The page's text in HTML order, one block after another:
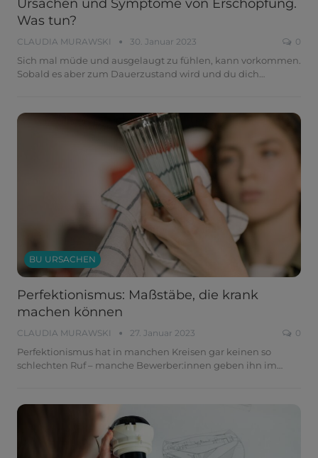
Ursachen und Symptome von Erschöpfung.
Was tun?
CLAUDIA MURAWSKI 30. Januar 2023 0
Sich mal müde und ausgelaugt zu fühlen, kann vorkommen.
Sobald es aber zum Dauerzustand wird und du dich
BU URSACHEN
Perfektionismus: Maßstäbe, die krank
machen können
CLAUDIA MURAWSKI 27. Januar 2023 0
Perfektionismus hat in manchen Kreisen gar keinen so
schlechten Ruf – manche Bewerber:innen geben ihn im